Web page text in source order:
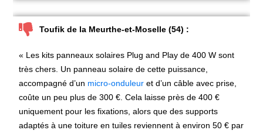
Toufik de la Meurthe-et-Moselle (54) :
« Les kits panneaux solaires Plug and Play de 400 W sont
très chers. Un panneau solaire de cette puissance,
accompagné d’un micro-onduleur et d’un câble avec prise,
coûte un peu plus de 300 €. Cela laisse près de 400 €
uniquement pour les fixations, alors que des supports
adaptés à une toiture en tuiles reviennent à environ 50 € par